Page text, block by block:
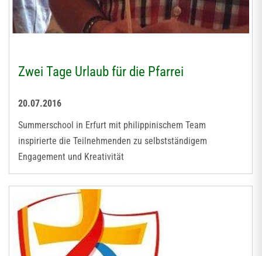
Zwei Tage Urlaub für die Pfarrei
20.07.2016
Summerschool in Erfurt mit philippinischem Team
inspirierte die Teilnehmenden zu selbstständigem
Engagement und Kreativität